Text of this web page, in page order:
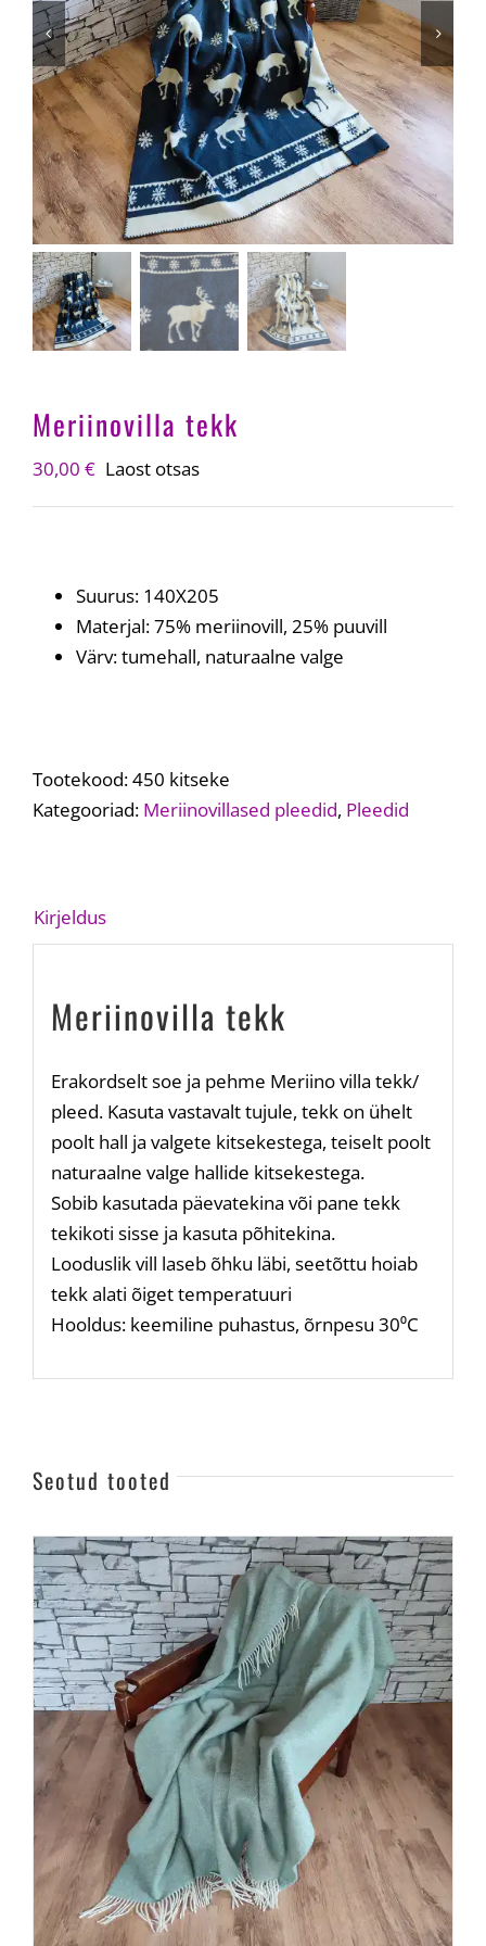
Meriinovilla tekk
30,00 € Laost otsas
Suurus: 140X205
Materjal: 75% meriinovill, 25% puuvill
Värv: tumehall, naturaalne valge
Tootekood:450 kitseke
Kategooriad: Meriinovillased pleedid, Pleedid
Kirjeldus
Meriinovilla tekk
Erakordselt soe ja pehme Meriino villa tekk/
pleed. Kasuta vastavalt tujule, tekk on ühelt
poolt hall ja valgete kitsekestega, teiselt poolt
naturaalne valge hallide kitsekestega.
Sobib kasutada päevatekina või pane tekk
tekikoti sisse ja kasuta põhitekina.
Looduslik vill laseb õhku läbi, seetõttu hoiab
tekk alati õiget temperatuuri
Hooldus: keemiline puhastus, õrnpesu 30⁰C
Seotud tooted